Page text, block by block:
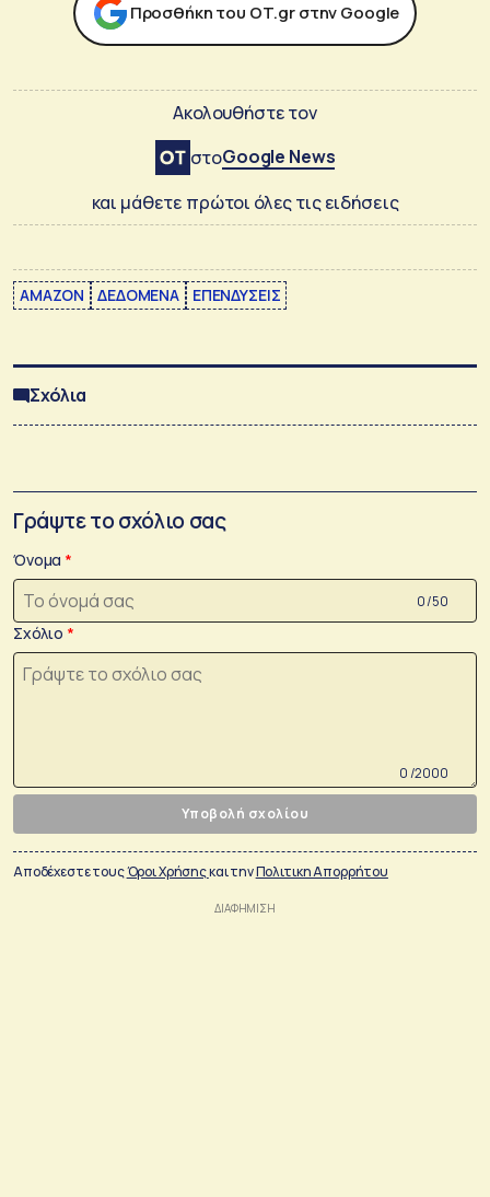
Προσθήκη του ΟΤ.gr στην Google
Ακολουθήστε τον
στοGoogle News
και μάθετε πρώτοι όλες τις ειδήσεις
AMAZON ΔΕΔΟΜΕΝΑ ΕΠΕΝΔΥΣΕΙΣ
Σχόλια
Γράψτε το σχόλιο σας
Όνομα
0 /50
Σχόλιο
0 /2000
Υποβολή σχολίου
Αποδέχεστε τουςΌροι Χρήσηςκαι τηνΠολιτικη Απορρήτου